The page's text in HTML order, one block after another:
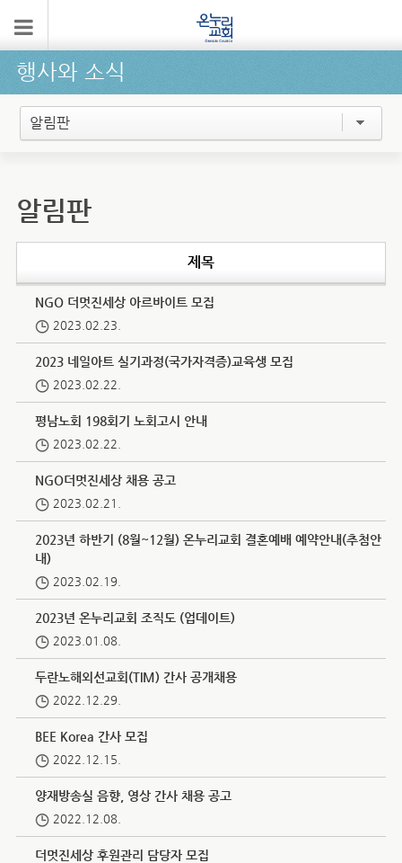
행사와 소식
알림판
알림판
제목
NGO 더멋진세상 아르바이트 모집
2023.02.23.
2023 네일아트 실기과정(국가자격증)교육생 모집
2023.02.22.
평남노회 198회기 노회고시 안내
2023.02.22.
NGO더멋진세상 채용 공고
2023.02.21.
2023년 하반기 (8월~12월) 온누리교회 결혼예배 예약안내(추첨안
내)
2023.02.19.
2023년 온누리교회 조직도 (업데이트)
2023.01.08.
두란노해외선교회(TIM) 간사 공개채용
2022.12.29.
BEE Korea 간사 모집
2022.12.15.
양재방송실 음향, 영상 간사 채용 공고
2022.12.08.
더멋진세상 후원관리 담당자 모집